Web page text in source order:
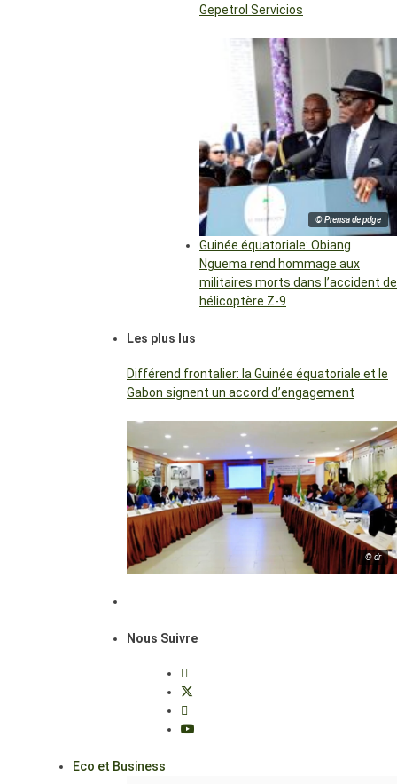
Gepetrol Servicios
© Prensa de pdge
Guinée équatoriale: Obiang
Nguema rend hommage aux
militaires morts dans l’accident de
hélicoptère Z-9
Les plus lus
Différend frontalier: la Guinée équatoriale et le
Gabon signent un accord d’engagement
© dr
Nous Suivre
Eco et Business